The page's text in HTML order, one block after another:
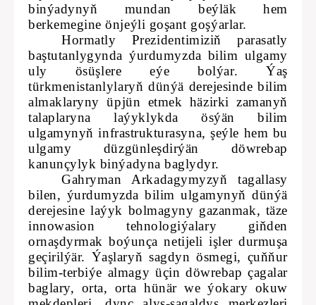
binýadynyň mundan beýläk hem
berkemegine önjeýli goşant goşýarlar.
Hormatly Prezidentimiziň parasatly
baştutanlygynda ýurdumyzda bilim ulgamy
uly ösüşlere eýe bolýar. Ýaş
türkmenistanlylaryň dünýä derejesinde bilim
almaklaryny üpjün etmek häzirki zamanyň
talaplaryna laýyklykda ösýän bilim
ulgamynyň infrastrukturasyna, şeýle hem bu
ulgamy düzgünleşdirýän döwrebap
kanunçylyk binýadyna baglydyr.
Gahryman Arkadagymyzyň tagallasy
bilen, ýurdumyzda bilim ulgamynyň dünýä
derejesine laýyk bolmagyny gazanmak, täze
innowasion tehnologiýalary giňden
ornaşdyrmak boýunça netijeli işler durmuşa
geçirilýär. Ýaşlaryň sagdyn ösmegi, çuňňur
bilim-terbiýe almagy üçin döwrebap çagalar
baglary, orta, orta hünär we ýokary okuw